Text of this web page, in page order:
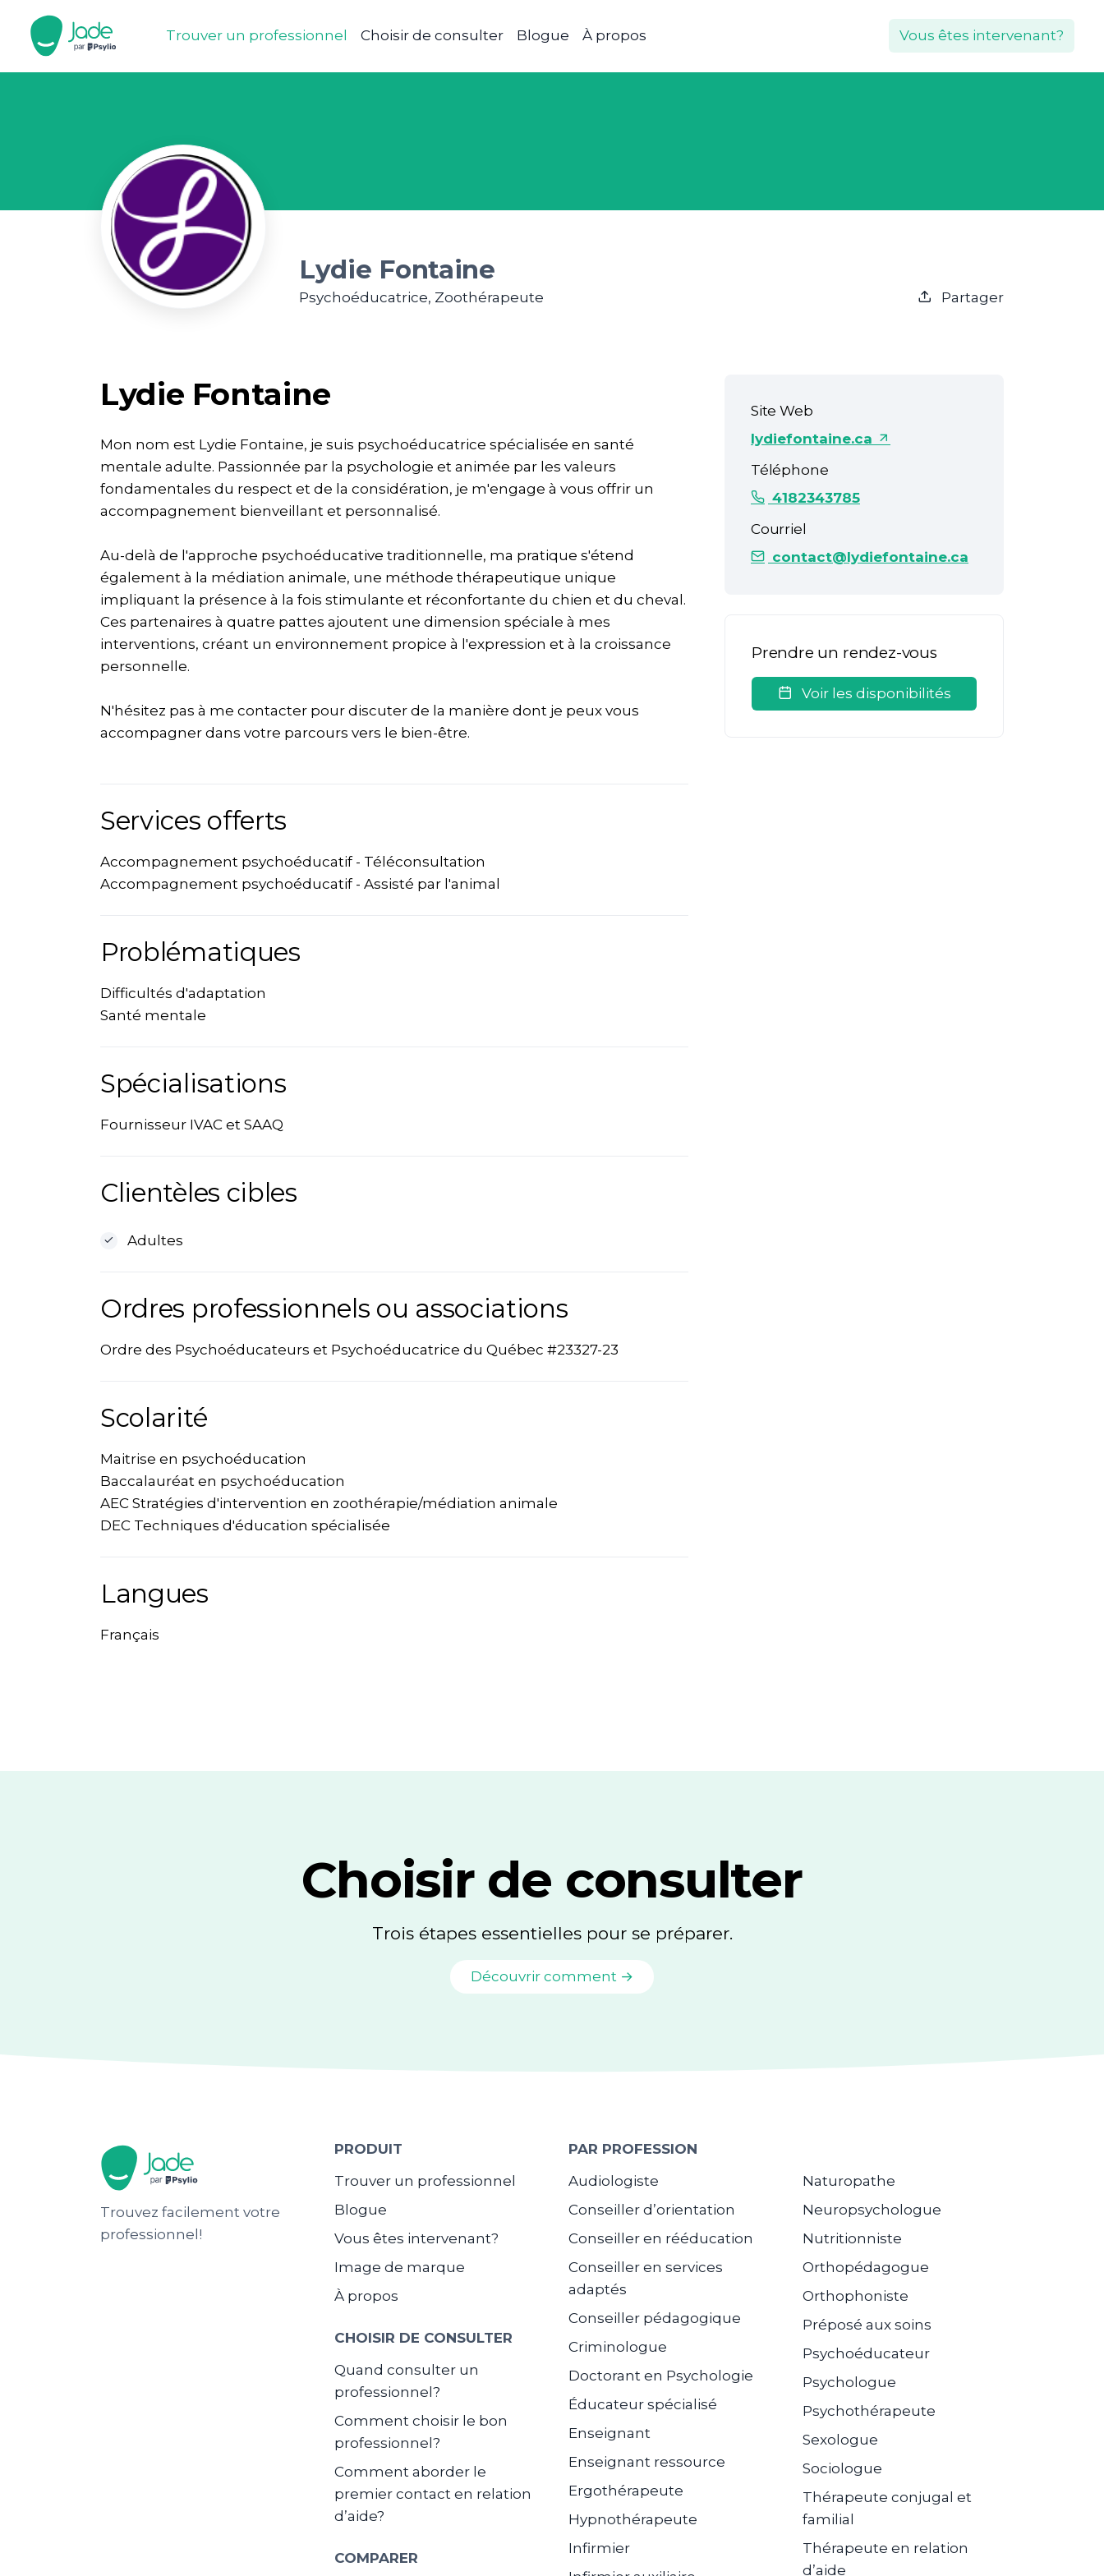
Trouver un professionnel Choisir de consulter Blogue À propos Vous êtes intervenant?
Lydie Fontaine
Psychoéducatrice, Zoothérapeute Partager
Lydie Fontaine
Mon nom est Lydie Fontaine, je suis psychoéducatrice spécialisée en santé
mentale adulte. Passionnée par la psychologie et animée par les valeurs
fondamentales du respect et de la considération, je m'engage à vous offrir un
accompagnement bienveillant et personnalisé.
Au-delà de l'approche psychoéducative traditionnelle, ma pratique s'étend
également à la médiation animale, une méthode thérapeutique unique
impliquant la présence à la fois stimulante et réconfortante du chien et du cheval.
Ces partenaires à quatre pattes ajoutent une dimension spéciale à mes
interventions, créant un environnement propice à l'expression et à la croissance
personnelle.
N'hésitez pas à me contacter pour discuter de la manière dont je peux vous
accompagner dans votre parcours vers le bien-être.
Services offerts
Accompagnement psychoéducatif - Téléconsultation
Accompagnement psychoéducatif - Assisté par l'animal
Problématiques
Difficultés d'adaptation
Santé mentale
Spécialisations
Fournisseur IVAC et SAAQ
Clientèles cibles
Adultes
Ordres professionnels ou associations
Ordre des Psychoéducateurs et Psychoéducatrice du Québec #23327-23
Scolarité
Maitrise en psychoéducation
Baccalauréat en psychoéducation
AEC Stratégies d'intervention en zoothérapie/médiation animale
DEC Techniques d'éducation spécialisée
Langues
Français
Site Web
lydiefontaine.ca
Téléphone
4182343785
Courriel
contact@lydiefontaine.ca
Prendre un rendez-vous
Voir les disponibilités
Choisir de consulter
Trois étapes essentielles pour se préparer.
Découvrir comment →
Trouvez facilement votre
professionnel!
PRODUIT
Trouver un professionnel
Blogue
Vous êtes intervenant?
Image de marque
À propos
CHOISIR DE CONSULTER
Quand consulter un
professionnel?
Comment choisir le bon
professionnel?
Comment aborder le
premier contact en relation
d’aide?
COMPARER
PAR PROFESSION
Audiologiste
Conseiller d’orientation
Conseiller en rééducation
Conseiller en services
adaptés
Conseiller pédagogique
Criminologue
Doctorant en Psychologie
Éducateur spécialisé
Enseignant
Enseignant ressource
Ergothérapeute
Hypnothérapeute
Infirmier
Naturopathe
Neuropsychologue
Nutritionniste
Orthopédagogue
Orthophoniste
Préposé aux soins
Psychoéducateur
Psychologue
Psychothérapeute
Sexologue
Sociologue
Thérapeute conjugal et
familial
Thérapeute en relation
d’aide